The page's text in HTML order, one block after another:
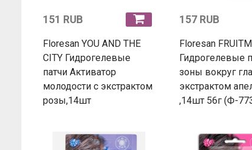
151 RUB
Floresan YOU AND THE
CITY Гидрогелевые
патчи Активатор
молодости с экстрактом
розы,14шт
157 RUB
Floresan
Гидрогелевые
зоны вокруг
экстрактом
,14шт 56г (Ф-